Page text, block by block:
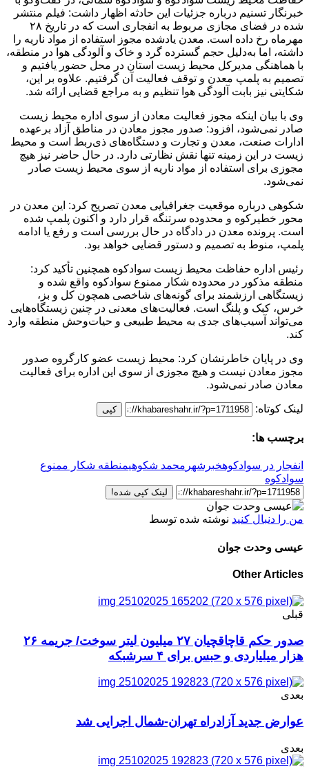
خبرنگار تسنیم درباره جزئیات این حادثه اظهار داشت: فیلم منتشر
شده در فضای مجازی مربوط به انفجاری است که در تاریخ ۲۸
مهرماه رخ داده است. معدن یادشده مجوز استفاده از مواد ناریه را
داشته، اما به‌دلیل حجم گسترده گرد و خاک و آلودگی هوا در منطقه،
با هماهنگی مدیرکل محیط زیست استان در محل حضور یافتیم و
تصمیم به پلمپ معدن و توقف فعالیت آن گرفتیم. علاوه بر این،
شکایتی نیز بابت آلودگی هوا تنظیم و به مراجع قضایی ارائه شد.
وی با بیان اینکه مجوز فعالیت معادن از سوی اداره محیط زیست
صادر نمی‌شود، افزود: صدور مجوز معادن در مناطق آزاد برعهده
ادارات صنعت، معدن و تجارت و دستگاه‌های ذی‌ربط است و محیط
زیست در این زمینه تنها نقش نظارتی دارد. در حال حاضر نیز هیچ
مجوزی برای استفاده از مواد ناریه از سوی محیط زیست صادر
نمی‌شود.
شکوهی درباره موقعیت جغرافیایی معدن تصریح کرد: این معدن در
محور خطیرکوه و محدوده سرتنگه قرار دارد و اکنون پلمپ شده
است. پرونده معدن در دادگاه در حال بررسی است و رفع یا ادامه
پلمپ، منوط به تصمیم و دستور قضایی خواهد بود.
رئیس اداره حفاظت محیط زیست سوادکوه همچنین تأکید کرد:
منطقه مذکور در محدوده شکار ممنوع سوادکوه واقع شده و
زیستگاهی ارزشمند برای گونه‌های شاخصی همچون کل و بز،
خرس، کبک و پلنگ است. فعالیت‌های معدنی در چنین زیستگاه‌هایی
می‌تواند آسیب‌های جدی به محیط طبیعی و حیات‌وحش منطقه وارد
کند.
وی در پایان خاطرنشان کرد: محیط زیست عضو کارگروه صدور
مجوز معادن نیست و هیچ مجوزی از سوی این اداره برای فعالیت
معادن صادر نمی‌شود.
لینک کوتاه: کپی
برچسب ها:
انفجار در سوادکوهخبرشهر محمد شکوهیمنطقه شکار ممنوع
سوادکوه
لینک کپی شده!
من را دنبال کنید نوشته شده توسط
عیسی وحدت جوان
Other Articles
قبلی
صدور حکم قاچاقچیان ۲۷ میلیون لیتر سوخت‌/ جریمه ۲۶
هزار میلیاردی و حبس برای ۴ سرشبکه‌‌‌
بعدی
عوارض جدید آزادراه تهران-شمال اجرایی شد
بعدی